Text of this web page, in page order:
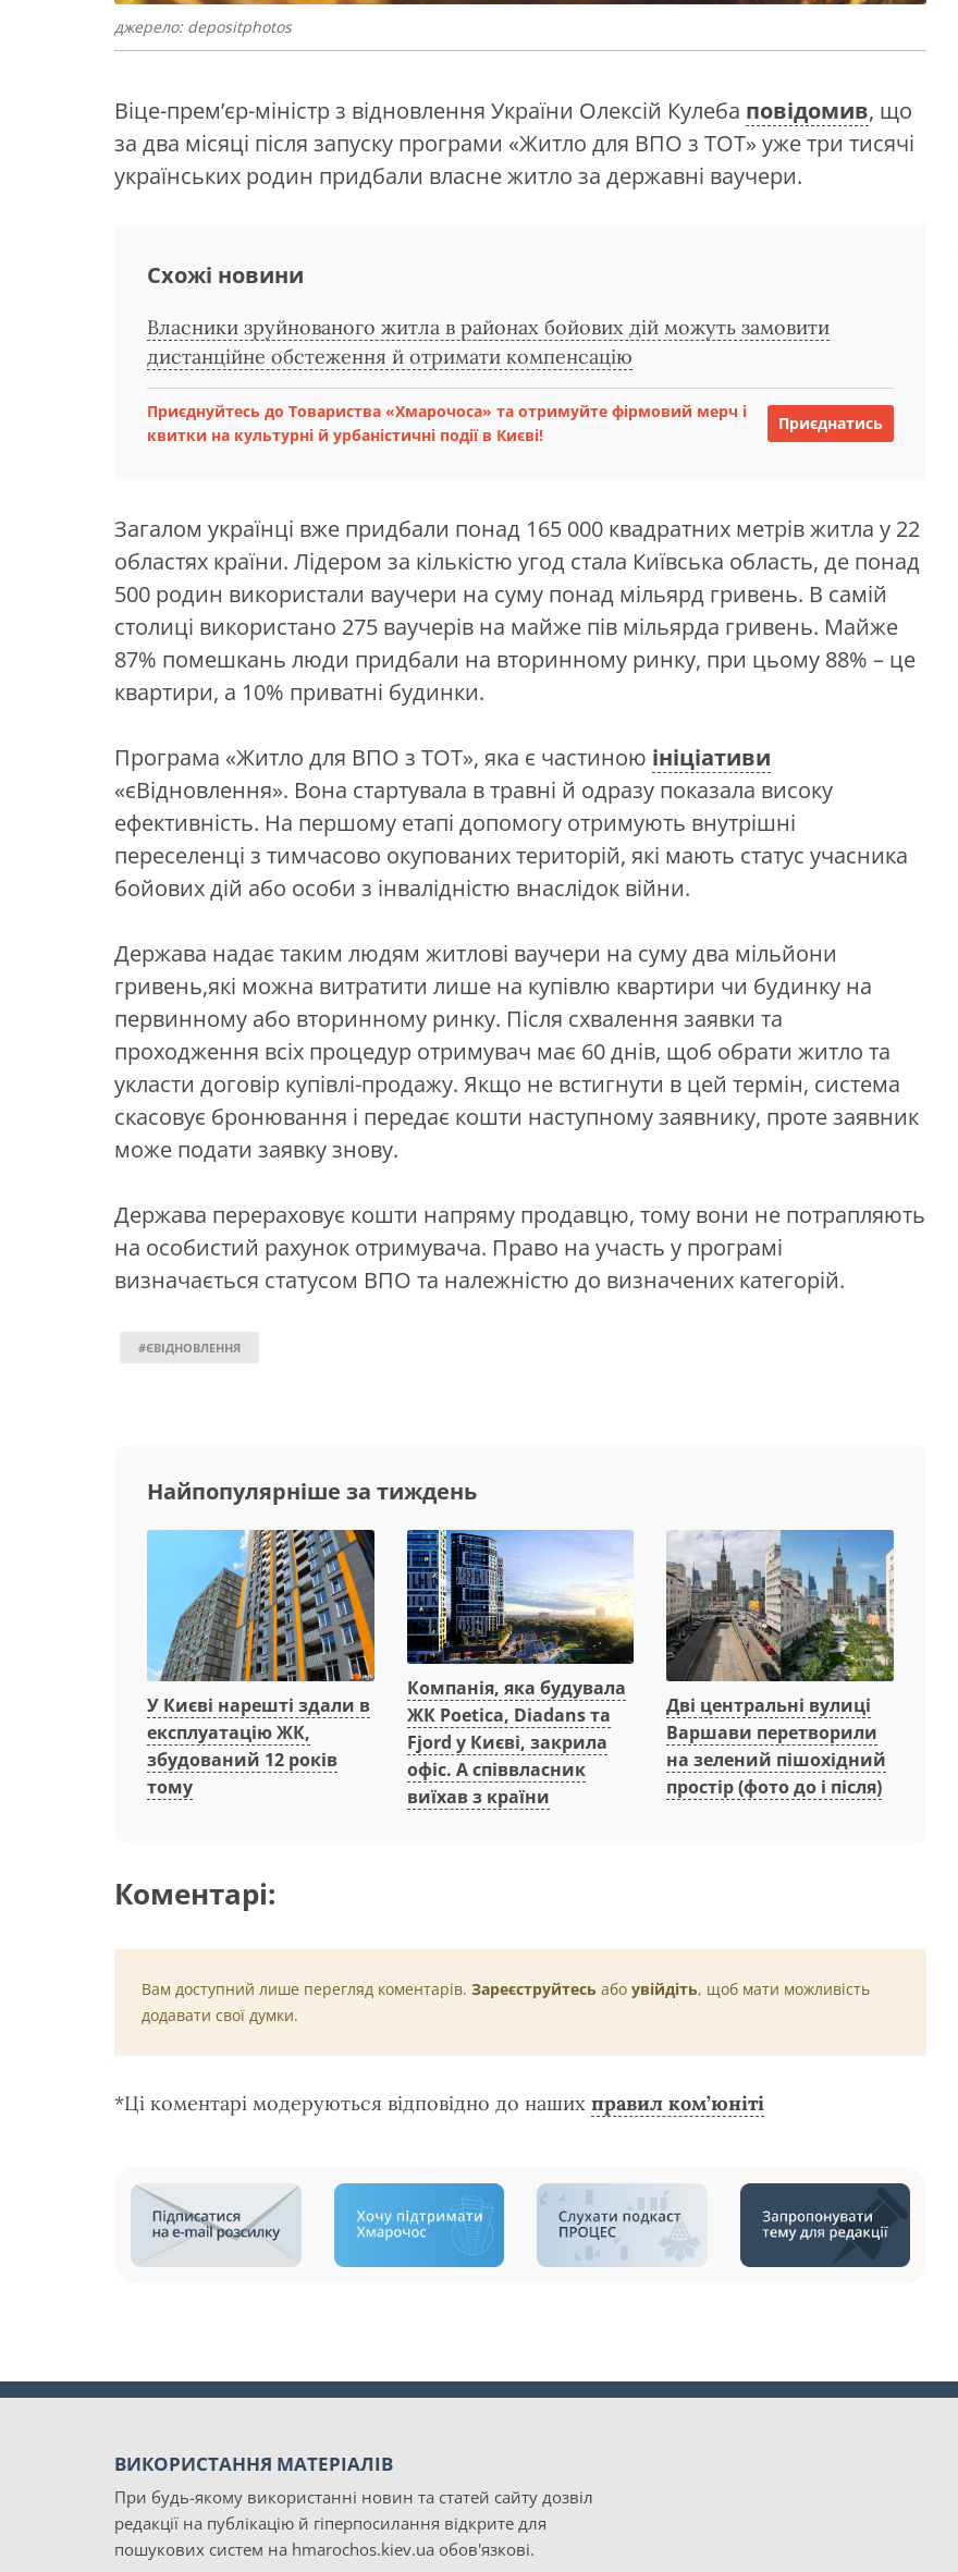
джерело: depositphotos
Віце-прем’єр-міністр з відновлення України Олексій Кулеба повідомив, що
за два місяці після запуску програми «Житло для ВПО з ТОТ» уже три тисячі
українських родин придбали власне житло за державні ваучери.
Схожі новини
Власники зруйнованого житла в районах бойових дій можуть замовити
дистанційне обстеження й отримати компенсацію
Приєднуйтесь до Товариства «Хмарочоса» та отримуйте фірмовий мерч і
квитки на культурні й урбаністичні події в Києві!
Приєднатись
Загалом українці вже придбали понад 165 000 квадратних метрів житла у 22
областях країни. Лідером за кількістю угод стала Київська область, де понад
500 родин використали ваучери на суму понад мільярд гривень. В самій
столиці використано 275 ваучерів на майже пів мільярда гривень. Майже
87% помешкань люди придбали на вторинному ринку, при цьому 88% – це
квартири, а 10% приватні будинки.
Програма «Житло для ВПО з ТОТ», яка є частиною ініціативи
«єВідновлення». Вона стартувала в травні й одразу показала високу
ефективність. На першому етапі допомогу отримують внутрішні
переселенці з тимчасово окупованих територій, які мають статус учасника
бойових дій або особи з інвалідністю внаслідок війни.
Держава надає таким людям житлові ваучери на суму два мільйони
гривень,які можна витратити лише на купівлю квартири чи будинку на
первинному або вторинному ринку. Після схвалення заявки та
проходження всіх процедур отримувач має 60 днів, щоб обрати житло та
укласти договір купівлі-продажу. Якщо не встигнути в цей термін, система
скасовує бронювання і передає кошти наступному заявнику, проте заявник
може подати заявку знову.
Держава перераховує кошти напряму продавцю, тому вони не потрапляють
на особистий рахунок отримувача. Право на участь у програмі
визначається статусом ВПО та належністю до визначених категорій.
#ЄВІДНОВЛЕННЯ
Найпопулярніше за тиждень
У Києві нарешті здали в
експлуатацію ЖК,
збудований 12 років
тому
Компанія, яка будувала
ЖК Poetica, Diadans та
Fjord у Києві, закрила
офіс. А співвласник
виїхав з країни
Дві центральні вулиці
Варшави перетворили
на зелений пішохідний
простір (фото до і після)
Коментарі:
Вам доступний лише перегляд коментарів. Зареєструйтесь або увійдіть, щоб мати можливість
додавати свої думки.
*Ці коментарі модеруються відповідно до наших правил ком’юніті
ВИКОРИСТАННЯ МАТЕРІАЛІВ
При будь-якому використанні новин та статей сайту дозвіл
редакції на публікацію й гіперпосилання відкрите для
пошукових систем на hmarochos.kiev.ua обов'язкові.